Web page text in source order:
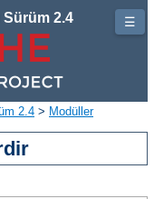
2.4
2.4 > Modüller
☰